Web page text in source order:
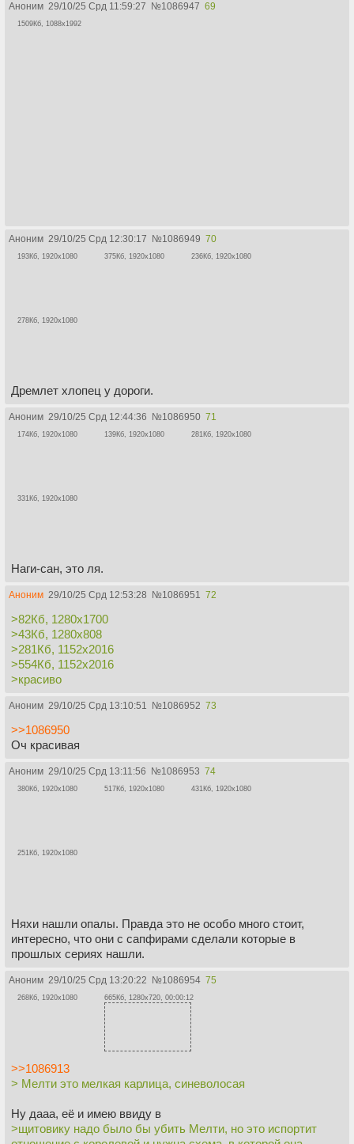
Аноним 29/10/25 Срд 11:59:27 №1086947 69
1509Кб, 1088x1992
Аноним 29/10/25 Срд 12:30:17 №1086949 70
193Кб, 1920x1080 375Кб, 1920x1080 236Кб, 1920x1080
278Кб, 1920x1080
Дремлет хлопец у дороги.
Аноним 29/10/25 Срд 12:44:36 №1086950 71
174Кб, 1920x1080 139Кб, 1920x1080 281Кб, 1920x1080
331Кб, 1920x1080
Наги-сан, это ля.
Аноним 29/10/25 Срд 12:53:28 №1086951 72
>82Кб, 1280x1700
>43Кб, 1280x808
>281Кб, 1152x2016
>554Кб, 1152x2016
>красиво
Аноним 29/10/25 Срд 13:10:51 №1086952 73
>>1086950
Оч красивая
Аноним 29/10/25 Срд 13:11:56 №1086953 74
380Кб, 1920x1080 517Кб, 1920x1080 431Кб, 1920x1080
251Кб, 1920x1080
Няхи нашли опалы. Правда это не особо много стоит,
интересно, что они с сапфирами сделали которые в
прошлых сериях нашли.
Аноним 29/10/25 Срд 13:20:22 №1086954 75
268Кб, 1920x1080 665Кб, 1280x720, 00:00:12
>>1086913
> Мелти это мелкая карлица, синеволосая
Ну дааа, её и имею ввиду в
>щитовику надо было бы убить Мелти, но это испортит